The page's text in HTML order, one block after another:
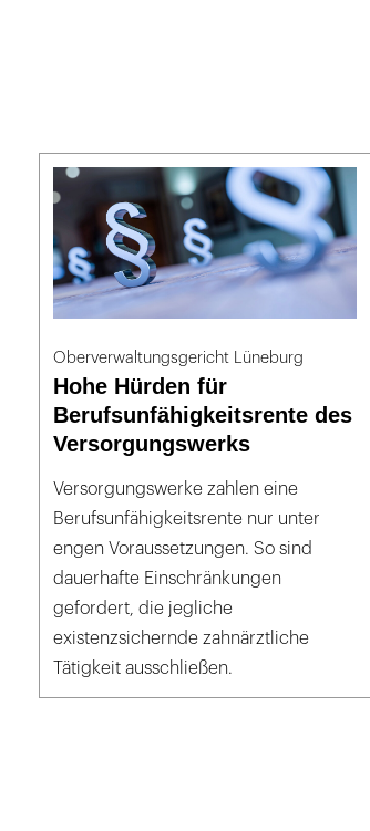
Oberverwaltungsgericht Lüneburg
Hohe Hürden für
Berufsunfähigkeitsrente des
Versorgungswerks
Versorgungswerke zahlen eine
Berufsunfähigkeitsrente nur unter
engen Voraussetzungen. So sind
dauerhafte Einschränkungen
gefordert, die jegliche
existenzsichernde zahnärztliche
Tätigkeit ausschließen.